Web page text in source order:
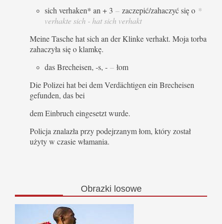
sich verhaken* an + 3 – zaczepić/zahaczyć się o *
verhakte sich - hat sich verhakt
Meine Tasche hat sich an der Klinke verhakt. Moja torba
zahaczyła się o klamkę.
das Brecheisen, -s, - – łom
Die Polizei hat bei dem Verdächtigen ein Brecheisen
gefunden, das bei
dem Einbruch eingesetzt wurde.
Policja znalazła przy podejrzanym łom, który został
użyty w czasie włamania.
Obrazki losowe